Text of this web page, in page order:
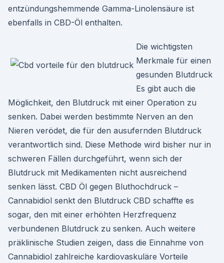
entzündungshemmende Gamma-Linolensäure ist
ebenfalls in CBD-Öl enthalten.
Die wichtigsten
Merkmale für einen
gesunden Blutdruck
Es gibt auch die
Möglichkeit, den Blutdruck mit einer Operation zu
senken. Dabei werden bestimmte Nerven an den
Nieren verödet, die für den ausufernden Blutdruck
verantwortlich sind. Diese Methode wird bisher nur in
schweren Fällen durchgeführt, wenn sich der
Blutdruck mit Medikamenten nicht ausreichend
senken lässt. CBD Öl gegen Bluthochdruck –
Cannabidiol senkt den Blutdruck CBD schaffte es
sogar, den mit einer erhöhten Herzfrequenz
verbundenen Blutdruck zu senken. Auch weitere
präklinische Studien zeigen, dass die Einnahme von
Cannabidiol zahlreiche kardiovaskuläre Vorteile